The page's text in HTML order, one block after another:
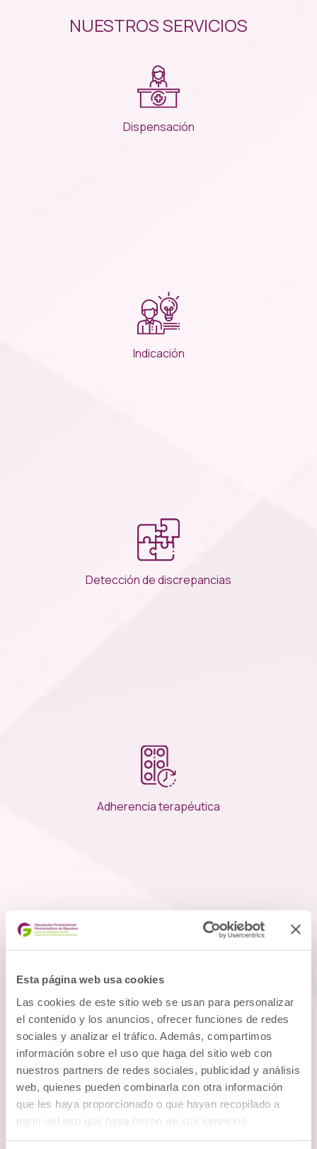
Esta página web usa cookies
Las cookies de este sitio web se usan para personalizar
el contenido y los anuncios, ofrecer funciones de redes
sociales y analizar el tráfico. Además, compartimos
información sobre el uso que haga del sitio web con
nuestros partners de redes sociales, publicidad y análisis
web, quienes pueden combinarla con otra información
que les haya proporcionado o que hayan recopilado a
partir del uso que haya hecho de sus servicios.
NUESTROS SERVICIOS
Dispensación
Indicación
Detección de discrepancias
Adherencia terapéutica
Mejora del Uso de los Medicamentos en
el Servicio de Ayuda Domiciliaria